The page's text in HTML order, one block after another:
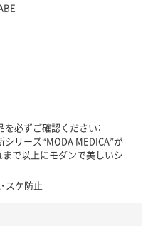
必ずご確認ください：
リーズ“MODA MEDICA”が
で以上にモダンで美しいシ
スケ防止